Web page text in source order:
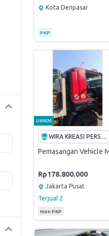
Kota Denpasar
PKP
UMKM
WIRA KREASI PERSADA
Pemasangan Vehicle
Rp178.800.000
Jakarta Pusat
Terjual 2
Non PKP